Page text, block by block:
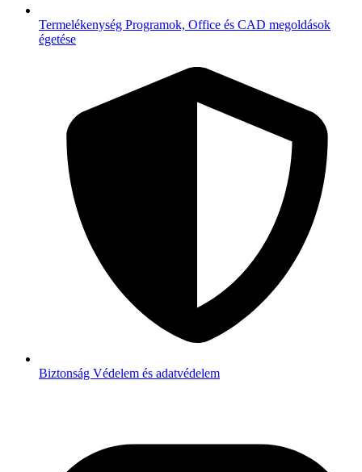
Termelékenység Programok, Office és CAD megoldások
égetése
Biztonság Védelem és adatvédelem